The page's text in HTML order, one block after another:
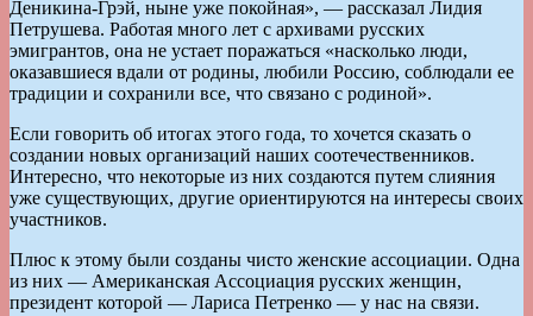
Деникина-Грэй, ныне уже покойная», — рассказал Лидия
Петрушева. Работая много лет с архивами русских
эмигрантов, она не устает поражаться «насколько люди,
оказавшиеся вдали от родины, любили Россию, соблюдали ее
традиции и сохранили все, что связано с родиной».
Если говорить об итогах этого года, то хочется сказать о
создании новых организаций наших соотечественников.
Интересно, что некоторые из них создаются путем слияния
уже существующих, другие ориентируются на интересы своих
участников.
Плюс к этому были созданы чисто женские ассоциации. Одна
из них — Американская Ассоциация русских женщин,
президент которой — Лариса Петренко — у нас на связи.